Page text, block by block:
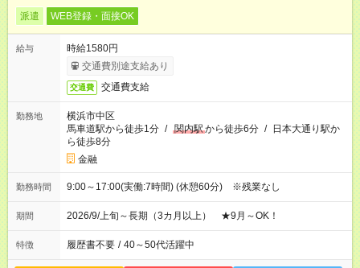
派遣 WEB登録・面接OK
給与
時給1580円
交通費別途支給あり
交通費 交通費支給
勤務地
横浜市中区
馬車道駅から徒歩1分 / 関内駅から徒歩6分 / 日本大通り駅か
ら徒歩8分
金融
勤務時間 9:00～17:00(実働:7時間) (休憩60分) ※残業なし
期間 2026/9/上旬～長期（3カ月以上） ★9月～OK！
特徴 履歴書不要 / 40～50代活躍中